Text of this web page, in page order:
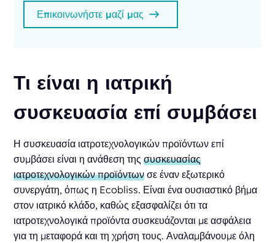
Επικοινωνήστε μαζί μας
Τι είναι η ιατρική
συσκευασία επί συμβάσει
Η συσκευασία ιατροτεχνολογικών προϊόντων επί
συμβάσει είναι η ανάθεση τηςσυσκευασίας
ιατροτεχνολογικών προϊόντων σε έναν εξωτερικό
συνεργάτη, όπως η Ecobliss. Είναι ένα ουσιαστικό βήμα
στον ιατρικό κλάδο, καθώς εξασφαλίζει ότι τα
ιατροτεχνολογικά προϊόντα συσκευάζονται με ασφάλεια
για τη μεταφορά και τη χρήση τους. Αναλαμβάνουμε όλη